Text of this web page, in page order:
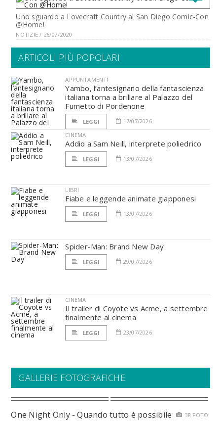
Uno sguardo a Lovecraft Country al San Diego Comic-Con
@Home!
NOTIZIE / 26/07/2020
ARTICOLI PIÙ POPOLARI
APPUNTAMENTI
Yambo, l’antesignano della fantascienza
italiana torna a brillare al Palazzo del
Fumetto di Pordenone
LEGGI
17/07/2026
CINEMA
Addio a Sam Neill, interprete poliedrico
LEGGI 13/07/2026
LIBRI
Fiabe e leggende animate giapponesi
LEGGI 13/07/2026
Spider-Man: Brand New Day
LEGGI 29/07/2026
CINEMA
Il trailer di Coyote vs Acme, a settembre
finalmente al cinema
LEGGI 23/07/2026
GALLERIE FOTOGRAFICHE
One Night Only - Quando tutto è possibile 38 FOTO